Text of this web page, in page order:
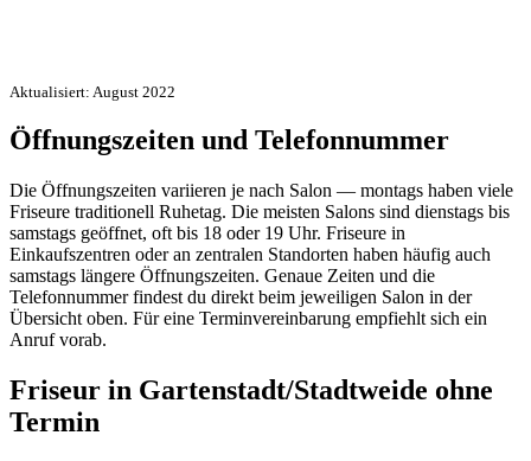
Aktualisiert: August 2022
Öffnungszeiten und Telefonnummer
Die Öffnungszeiten variieren je nach Salon — montags haben viele
Friseure traditionell Ruhetag. Die meisten Salons sind dienstags bis
samstags geöffnet, oft bis 18 oder 19 Uhr. Friseure in
Einkaufszentren oder an zentralen Standorten haben häufig auch
samstags längere Öffnungszeiten. Genaue Zeiten und die
Telefonnummer findest du direkt beim jeweiligen Salon in der
Übersicht oben. Für eine Terminvereinbarung empfiehlt sich ein
Anruf vorab.
Friseur in Gartenstadt/Stadtweide ohne
Termin